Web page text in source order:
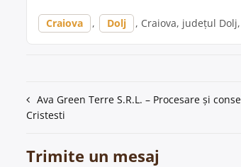
Craiova , Dolj , Craiova, județul
Navigare
în
articole
Ava Green Terre S.R.L. – Procesare și
Cristesti
Trimite un mesaj